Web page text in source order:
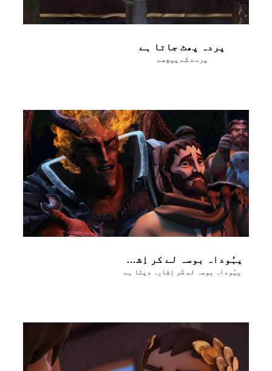
پردہ پھٹ جاتا ہے
پردے کے پیچھے
یہُوداہ بوسہ لے کر اِشارہ دیتا ہے
یہُوداہ بوسہ لے کر اِشارہ دیتا ہے